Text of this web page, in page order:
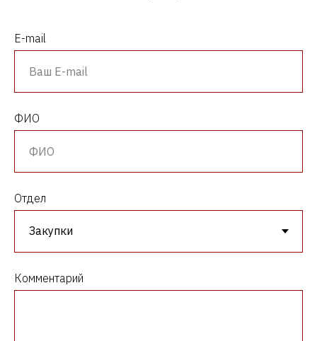
E-mail
ФИО
Отдел
Комментарий